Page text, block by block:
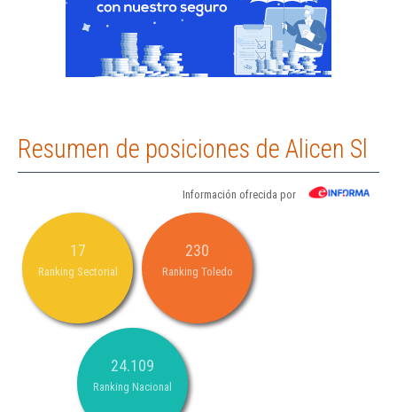
Resumen de posiciones de Alicen Sl
Información ofrecida por
17
Ranking Sectorial
230
Ranking Toledo
24.109
Ranking Nacional